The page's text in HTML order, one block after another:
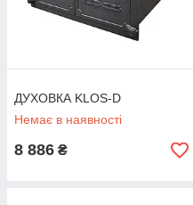
ДУХОВКА KLOS-D
Немає в наявності
8 886 ₴